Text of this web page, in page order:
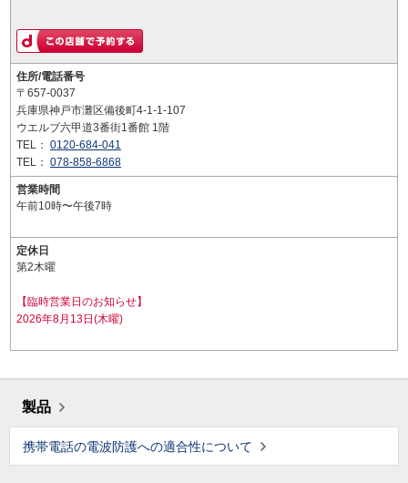
住所/電話番号
〒657-0037
兵庫県神戸市灘区備後町4-1-1-107
ウエルブ六甲道3番街1番館 1階
TEL： 0120-684-041
TEL： 078-858-6868
営業時間
午前10時〜午後7時
定休日
第2木曜
【臨時営業日のお知らせ】
2026年8月13日(木曜)
製品
携帯電話の電波防護への適合性について